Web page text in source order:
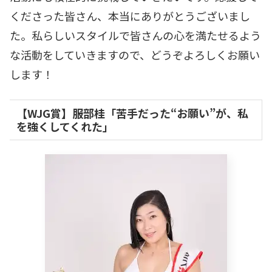
くださった皆さん、本当にありがとうございまし
た。私らしいスタイルで皆さんの心を満たせるよう
な活動をしていきますので、どうぞよろしくお願い
します！
【WJG賞】服部桂「苦手だった“お願い”が、私
を強くしてくれた」